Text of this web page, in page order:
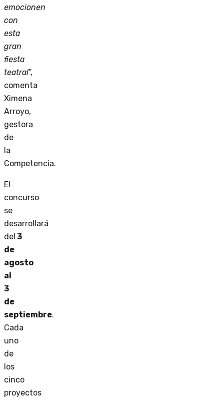
emocionen
con
esta
gran
fiesta
teatral”,
comenta
Ximena
Arroyo,
gestora
de
la
Competencia.
El
concurso
se
desarrollará
del 3
de
agosto
al
3
de
septiembre.
Cada
uno
de
los
cinco
proyectos